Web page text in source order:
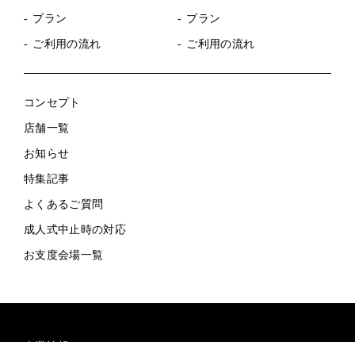
プラン
ご利用の流れ
プラン
ご利用の流れ
コンセプト
店舗一覧
お知らせ
特集記事
よくあるご質問
成人式中止時の対応
お支度会場一覧